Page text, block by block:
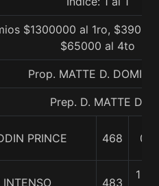
$1300000 al 1ro,
$65000 al 4to
Prop. MATTE D.
Prep. D. MATTE D.
PRINCE 468 0/0
483
1 3/